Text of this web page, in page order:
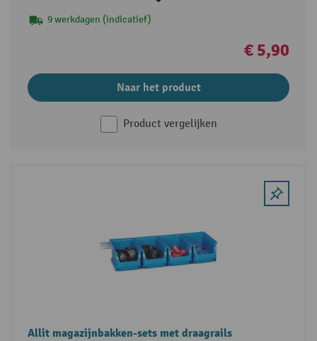
9 werkdagen (indicatief)
€ 5,90
Naar het product
Product vergelijken
Allit magazijnbakken-sets met draagrails